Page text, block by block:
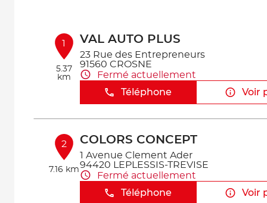
1
5.37
km
VAL AUTO PLUS
23 Rue des Entrepreneurs
91560 CROSNE
Fermé actuellement
Téléphone
Voir
2
7.16 km
COLORS CONCEPT
1 Avenue Clement Ader
94420 LEPLESSIS-TREVISE
Fermé actuellement
Téléphone
Voir